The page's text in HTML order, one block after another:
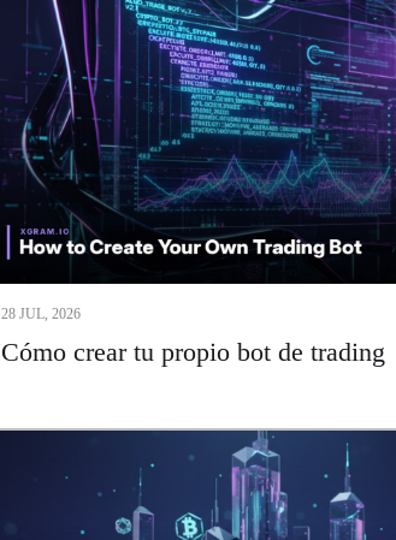
28 JUL, 2026
Cómo crear tu propio bot de trading